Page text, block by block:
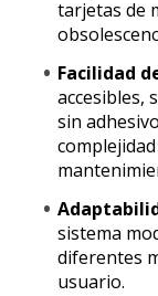
tarjetas de
Facilidad
accesibles,
sin
sistema
diferentes
usuario.